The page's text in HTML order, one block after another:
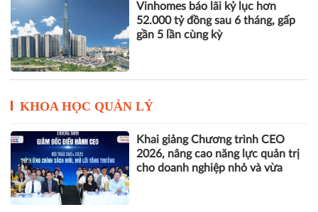
Vinhomes báo lãi kỷ lục hơn
52.000 tỷ đồng sau 6 tháng, gấp
gần 5 lần cùng kỳ
KHOA HỌC QUẢN LÝ
Khai giảng Chương trình CEO
2026, nâng cao năng lực quản trị
cho doanh nghiệp nhỏ và vừa